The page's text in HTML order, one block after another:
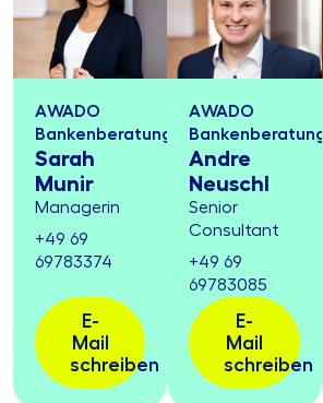
AWADO
Bankenberatung
Sarah
Munir
Managerin
+49 69
69783374
E-
Mail
schreiben
AWADO
Bankenberatung
Andre
Neuschl
Senior
Consultant
+49 69
69783085
E-
Mail
schreiben